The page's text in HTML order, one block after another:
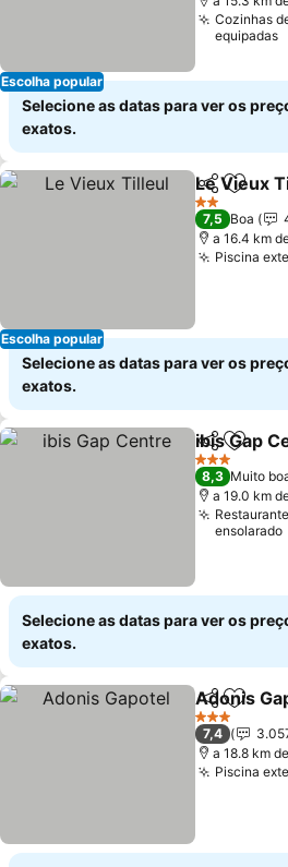
Escolha popular
Cozinhas
equipadas
Selecione as datas para ver os
exatos.
Escolha popular
Partilhar
Le Vieux
2 Estrelas
7,5 Boa
a 16.4 km
Piscina
Selecione as datas para ver os
exatos.
Partilhar
ibis Gap
3 Estrelas
8,3 Muito
a 19.0 km
ensolarado
Selecione as datas para ver os
exatos.
Partilhar
Adonis
3 Estrelas
7,4
a 18.8 km
Piscina